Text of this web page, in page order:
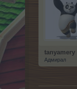
tanyamery
Адмирал